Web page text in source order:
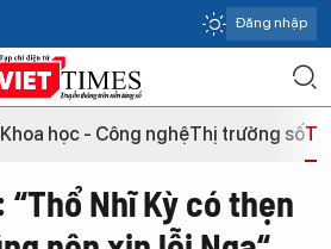
Đăng nhập
Khoa học - Công nghệThị trường số
Nhĩ Kỳ có thẹn